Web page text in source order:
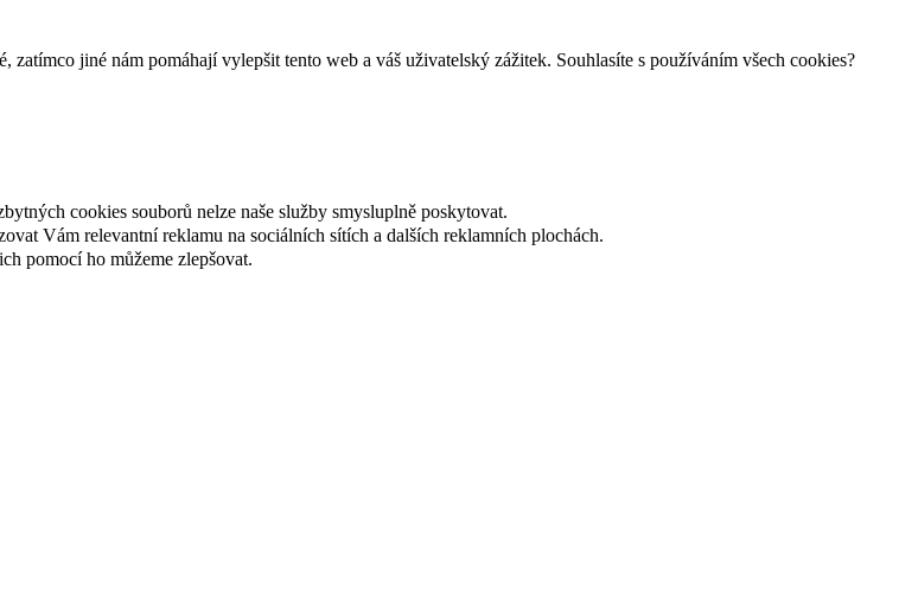
jiné nám pomáhají vylepšit tento web a váš uživatelský zážitek. Souhlasíte s používáním všech cookies?
cookies souborů nelze naše služby smysluplně poskytovat.
Vám relevantní reklamu na sociálních sítích a dalších reklamních plochách.
pomocí ho můžeme zlepšovat.